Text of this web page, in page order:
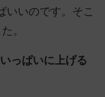
いいのです。そこ
。
っぱいに上げる